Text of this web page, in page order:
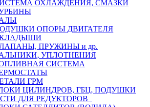
ОХЛАЖДЕНИЯ, СМАЗКИ
ОПОРЫ ДВИГАТЕЛЯ
ПРУЖИНЫ и др.
УПЛОТНЕНИЯ
СИСТЕМА
ГРМ
ЦИЛИНДРОВ, ГБЦ, ПОДУШКИ
ДЛЯ РЕДУКТОРОВ